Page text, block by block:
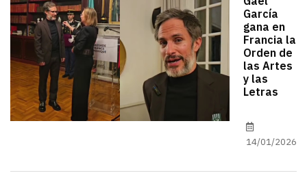
García
gana en
Francia la
Orden de
las Artes
y las
Letras
14/01/2026